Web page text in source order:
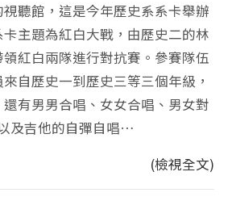
聽館，這是今年歷史系系卡舉辦
主題為紅白大戰，由歷史二的林
紅白兩隊進行對抗賽。參賽隊伍
自歷史一到歷史三等三個年級，
有男男合唱、女女合唱、男女對
及吉他的自彈自唱…
(檢視全文)